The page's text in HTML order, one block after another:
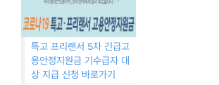
특고 프리랜서 5차 긴급고
용안정지원금 기수급자 대
상 지급 신청 바로가기